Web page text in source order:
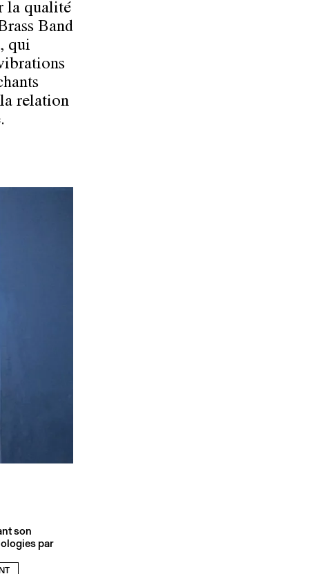
la qualité
Band
qui
relation
son
par